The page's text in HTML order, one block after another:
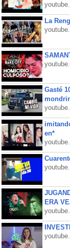
La
Gasté
en*
ERA